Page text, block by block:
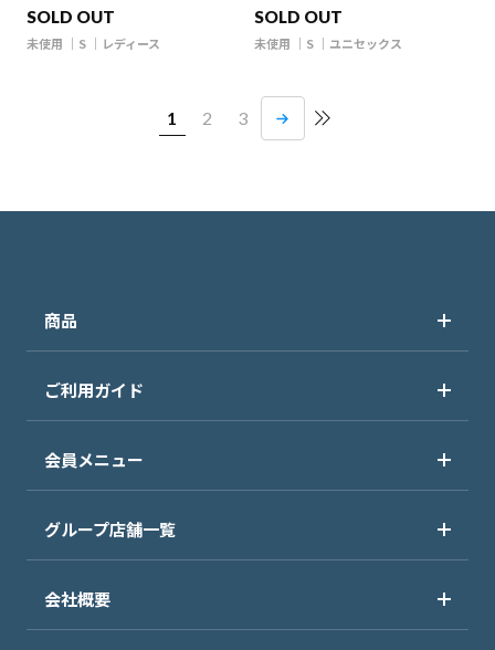
SOLD OUT
未使用 S レディース
SOLD OUT
未使用 S ユニセックス
1 2 3
商品
ご利用ガイド
会員メニュー
グループ店舗一覧
会社概要